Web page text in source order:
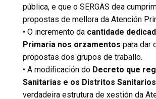
pública, e que o SERGAS dea
propostas de mellora da Atención
• O incremento da cantidade
Primaria nos orzamentos para dar
propostas dos grupos de traballo.
• A modificación do Decreto que
Sanitarias e os Distritos Sanitarios
verdadeira estrutura de xestión da